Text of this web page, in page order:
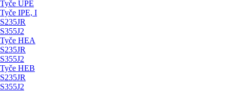
Tyče UPE
Tyče IPE, I
S235JR
S355J2
Tyče HEA
S235JR
S355J2
Tyče HEB
S235JR
S355J2